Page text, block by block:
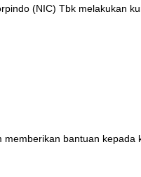
(NIC) Tbk melakukan
bantuan